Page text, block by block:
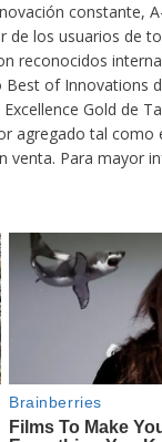
constante,
de los usuarios de
reconocidos
of Innovations
Gold de
agregado tal
venta. Para mayor